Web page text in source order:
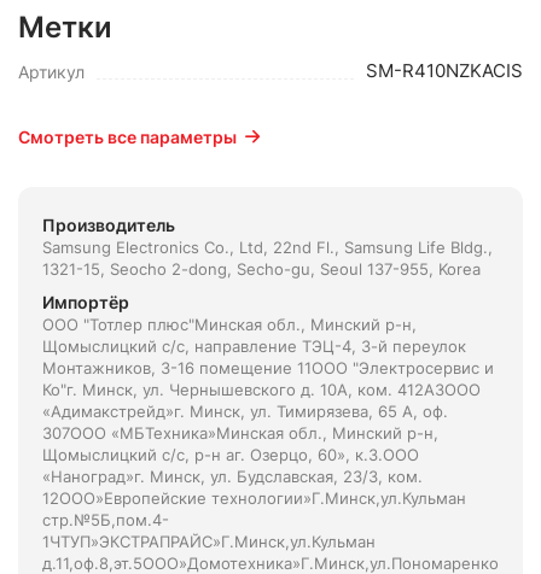
Метки
Артикул SM-R410NZKACIS
Смотреть все параметры
Производитель
Samsung Electronics Co., Ltd, 22nd Fl., Samsung Life Bldg.,
1321-15, Seocho 2-dong, Secho-gu, Seoul 137-955, Korea
Импортёр
ООО "Тотлер плюс"Минская обл., Минский р-н,
Щомыслицкий с/с, направление ТЭЦ-4, 3-й переулок
Монтажников, 3-16 помещение 11ООО "Электросервис и
Ко"г. Минск, ул. Чернышевского д. 10А, ком. 412А3ООО
«Адимакстрейд»г. Минск, ул. Тимирязева, 65 А, оф.
307ООО «МБТехника»Минская обл., Минский р-н,
Щомыслицкий с/с, р-н аг. Озерцо, 60», к.3.ООО
«Наноград»г. Минск, ул. Будславская, 23/3, ком.
12ООО»Европейские технологии»Г.Минск,ул.Кульман
стр.№5Б,пом.4-
1ЧТУП»ЭКСТРАПРАЙС»Г.Минск,ул.Кульман
д.11,оф.8,эт.5ООО»Домотехника»Г.Минск,ул.Пономаренко